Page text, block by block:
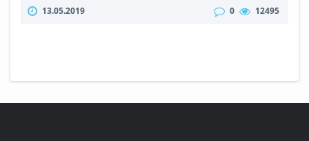
разнообразных ароматов большинства самых
13.05.2019 0 12495